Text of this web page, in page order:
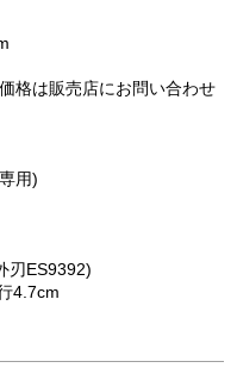
格は販売店にお問い合わせ
専用)
刃ES9392)
4.7cm